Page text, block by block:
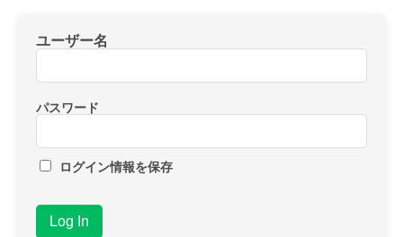
パスワード
ログイン情報を保存